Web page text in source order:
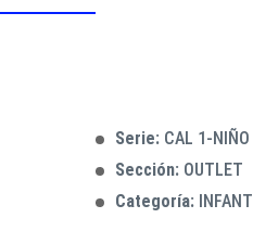
Serie: CAL 1-
Sección: OUTLET
Categoría: